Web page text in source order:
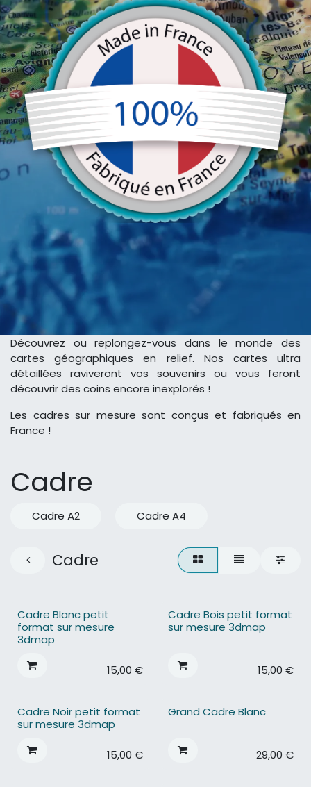
Découvrez ou replongez-vous dans le monde des
cartes géographiques en relief. Nos cartes ultra
détaillées raviveront vos souvenirs ou vous feront
découvrir des coins encore inexplorés !
Les cadres sur mesure sont conçus et fabriqués en
France !
Cadre
Cadre A2 Cadre A4
Cadre
Cadre Blanc petit
format sur mesure
3dmap
15,00 €
Cadre Bois petit format
sur mesure 3dmap
15,00 €
Cadre Noir petit format
sur mesure 3dmap
15,00 €
Grand Cadre Blanc
29,00 €